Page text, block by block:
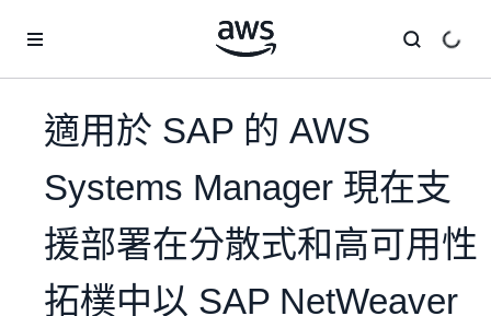
適用於 SAP 的 AWS
Systems Manager 現在支
援部署在分散式和高可用性
拓樸中以 SAP NetWeaver